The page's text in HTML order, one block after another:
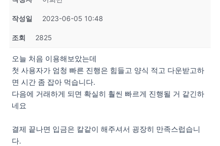
작성일 2023-06-05 10:48
조회 2825
오늘 처음 이용해보았는데
첫 사용자가 엄청 빠른 진행은 힘들고 양식 적고 다운받고하
면 시간 좀 잡아 먹습니다.
다음에 거래하게 되면 확실히 훨씬 빠르게 진행될 거 같긴하
네요
결제 끝나면 입금은 칼같이 해주셔서 굉장히 만족스럽습니
다.